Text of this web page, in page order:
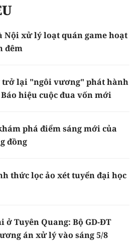
Nội xử lý loạt quán game hoạt
đêm
trở lại "ngôi vương" phát hành
hiệu cuộc đua vốn mới
phá điểm sáng mới của
đồng
thức lọc ảo xét tuyển đại học
ở Tuyên Quang: Bộ GD-ĐT
án xử lý vào sáng 5/8